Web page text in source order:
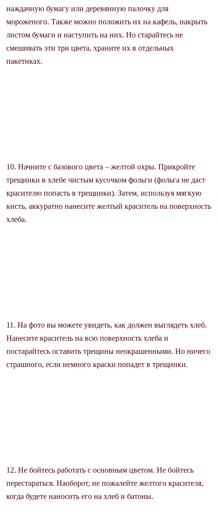
наждачную бумагу или деревянную палочку для
мороженого. Также можно положить их на кафель, накрыть
листом бумаги и наступить на них. Но старайтесь не
смешивать эти три цвета, храните их в отдельных
пакетиках.
10. Начните с базового цвета – желтой охры. Прикройте
трещинки в хлебе чистым кусочком фольги (фольга не даст
красителю попасть в трещинки). Затем, используя мягкую
кисть, аккуратно нанесите желтый краситель на поверхность
хлеба.
11. На фото вы можете увидеть, как должен выглядеть хлеб.
Нанесите краситель на всю поверхность хлеба и
постарайтесь оставить трещины неокрашенными. Но ничего
страшного, если немного краски попадет в трещинки.
12. Не бойтесь работать с основным цветом. Не бойтесь
перестараться. Наоборот, не пожалейте желтого красителя,
когда будете наносить его на хлеб и батоны.